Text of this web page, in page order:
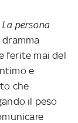
La persona
ferite mai del
e
che
il peso